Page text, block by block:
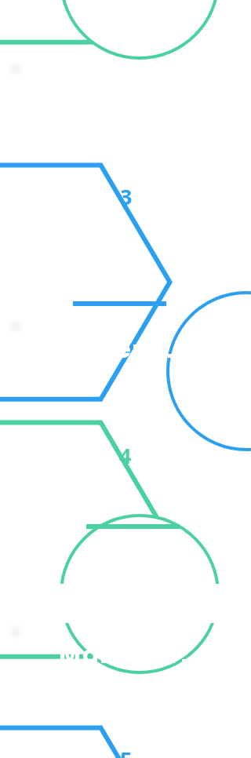
3
Attend Events
4
Make sure to